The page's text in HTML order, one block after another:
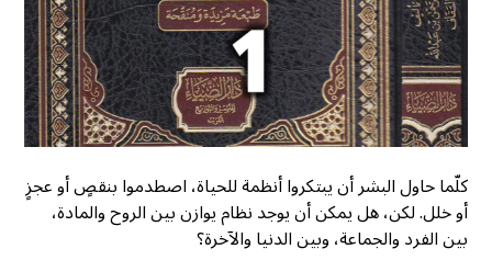
كلّما حاول البشر أن يبتكروا أنظمة للحياة، اصطدموا بنقصٍ أو عجزٍ
أو خلل. لكن، هل يمكن أن يوجد نظام يوازن بين الروح والمادة،
بين الفرد والجماعة، وبين الدنيا والآخرة؟